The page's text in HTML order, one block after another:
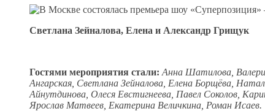
Светлана Зейналова, Елена и Александр Грищук
Гостями мероприятия стали: Анна Шатилова,
Ангарская, Светлана Зейналова, Елена Борщёва,
Айнутдинова, Олеся Евстигнеева, Павел Соколов,
Ярослав Матвеев, Екатерина Величкина, Роман Исаев.